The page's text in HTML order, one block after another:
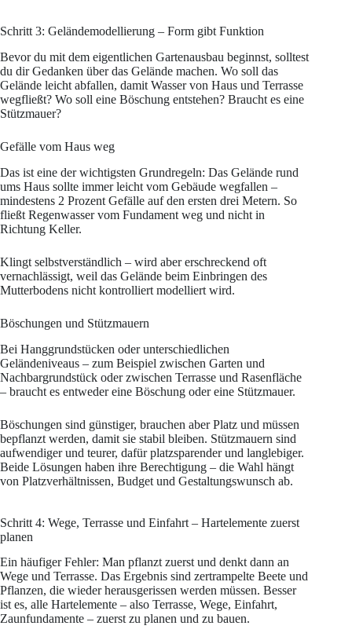
Schritt 3: Geländemodellierung – Form gibt Funktion
Bevor du mit dem eigentlichen Gartenausbau beginnst, solltest
du dir Gedanken über das Gelände machen. Wo soll das
Gelände leicht abfallen, damit Wasser von Haus und Terrasse
wegfließt? Wo soll eine Böschung entstehen? Braucht es eine
Stützmauer?
Gefälle vom Haus weg
Das ist eine der wichtigsten Grundregeln: Das Gelände rund
ums Haus sollte immer leicht vom Gebäude wegfallen –
mindestens 2 Prozent Gefälle auf den ersten drei Metern. So
fließt Regenwasser vom Fundament weg und nicht in
Richtung Keller.
Klingt selbstverständlich – wird aber erschreckend oft
vernachlässigt, weil das Gelände beim Einbringen des
Mutterbodens nicht kontrolliert modelliert wird.
Böschungen und Stützmauern
Bei Hanggrundstücken oder unterschiedlichen
Geländeniveaus – zum Beispiel zwischen Garten und
Nachbargrundstück oder zwischen Terrasse und Rasenfläche
– braucht es entweder eine Böschung oder eine Stützmauer.
Böschungen sind günstiger, brauchen aber Platz und müssen
bepflanzt werden, damit sie stabil bleiben. Stützmauern sind
aufwendiger und teurer, dafür platzsparender und langlebiger.
Beide Lösungen haben ihre Berechtigung – die Wahl hängt
von Platzverhältnissen, Budget und Gestaltungswunsch ab.
Schritt 4: Wege, Terrasse und Einfahrt – Hartelemente zuerst
planen
Ein häufiger Fehler: Man pflanzt zuerst und denkt dann an
Wege und Terrasse. Das Ergebnis sind zertrampelte Beete und
Pflanzen, die wieder herausgerissen werden müssen. Besser
ist es, alle Hartelemente – also Terrasse, Wege, Einfahrt,
Zaunfundamente – zuerst zu planen und zu bauen.